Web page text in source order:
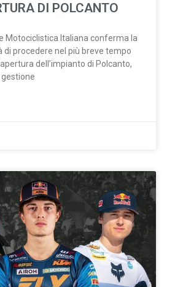
DI POLCANTO
Motociclistica Italiana conferma la
di procedere nel più breve tempo
dell’impianto di Polcanto,